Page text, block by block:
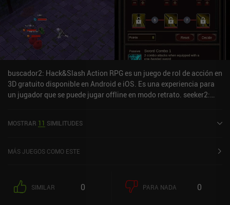
maestra de juego, y el puerto móvil funciona bien. Una
recomendación fácil si te gustan los RPG de acción y aventura
sólidos con un gran énfasis en la exploración.
buscador2: Hack&Slash Action RPG es un juego de rol de acción en
3D gratuito disponible en Android e iOS. Es una experiencia para
un jugador que se puede jugar offline en modo retrato. seeker2:
sobre 5,0 en la App Store de iOS.
MOSTRAR 11 SIMILITUDES
MÁS JUEGOS COMO ESTE
SIMILAR 0 PARA NADA 0